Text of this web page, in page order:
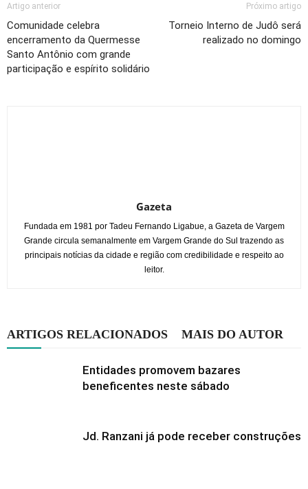
Artigo anterior
Comunidade celebra
encerramento da Quermesse
Santo Antônio com grande
participação e espírito solidário
Próximo artigo
Torneio Interno de Judô será
realizado no domingo
Gazeta
Fundada em 1981 por Tadeu Fernando Ligabue, a Gazeta de Vargem
Grande circula semanalmente em Vargem Grande do Sul trazendo as
principais notícias da cidade e região com credibilidade e respeito ao
leitor.
ARTIGOS RELACIONADOS MAIS DO AUTOR
Entidades promovem bazares
beneficentes neste sábado
Jd. Ranzani já pode receber construções